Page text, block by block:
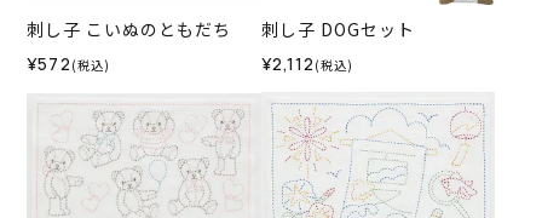
刺し子 こいぬのともだち
¥572 (税込)
刺し子 DOGセット
¥2,112 (税込)